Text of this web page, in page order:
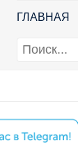
ГЛАВНАЯ